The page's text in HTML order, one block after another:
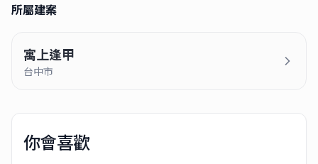
所屬建案
寓上逢甲
台中市
你會喜歡